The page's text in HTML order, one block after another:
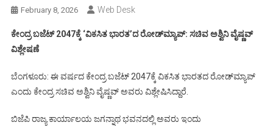
February 8, 2026 Web Desk
ಕೇಂದ್ರ ಬಜೆಟ್ 2047ಕ್ಕೆ ‘ವಿಕಸಿತ ಭಾರತ’ದ ರೋಡ್‍ಮ್ಯಾಪ್: ಸಚಿವ ಅಶ್ವಿನಿ ವೈಷ್ಣವ್
ವಿಶ್ಲೇಷಣೆ
ಬೆಂಗಳೂರು: ಈ ವರ್ಷದ ಕೇಂದ್ರ ಬಜೆಟ್ 2047ಕ್ಕೆ ವಿಕಸಿತ ಭಾರತದ ರೋಡ್‍ಮ್ಯಾಪ್
ಎಂದು ಕೇಂದ್ರ ಸಚಿವ ಅಶ್ವಿನಿ ವೈಷ್ಣವ್ ಅವರು ವಿಶ್ಲೇಷಿಸಿದ್ದಾರೆ.
ಬಿಜೆಪಿ ರಾಜ್ಯ ಕಾರ್ಯಾಲಯ ಜಗನ್ನಾಥ ಭವನದಲ್ಲಿ ಅವರು ಇಂದು